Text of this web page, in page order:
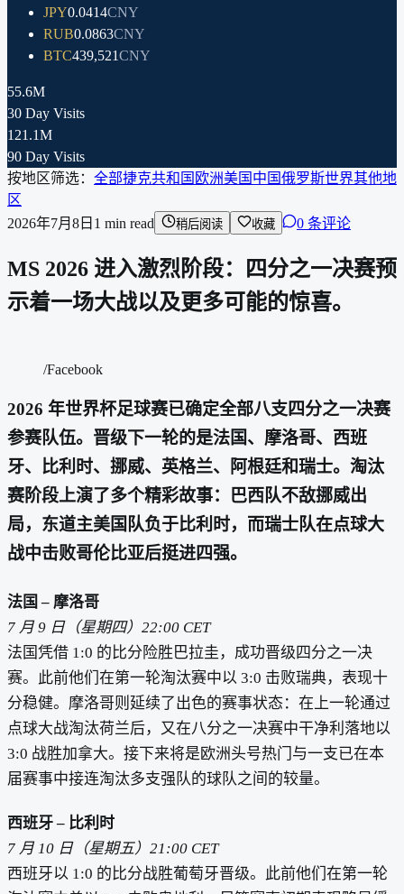
JPY0.0414CNY
RUB0.0863CNY
BTC439,521CNY
55.6M
30 Day Visits
121.1M
90 Day Visits
按地区筛选： 全部捷克共和国 欧洲美国 中国俄罗斯世界其他地
区
2026年7月8日 1 min read 稍后阅读 收藏 0 条评论
MS 2026 进入激烈阶段：四分之一决赛预
示着一场大战以及更多可能的惊喜。
/Facebook
2026 年世界杯足球赛已确定全部八支四分之一决赛
参赛队伍。晋级下一轮的是法国、摩洛哥、西班
牙、比利时、挪威、英格兰、阿根廷和瑞士。淘汰
赛阶段上演了多个精彩故事：巴西队不敌挪威出
局，东道主美国队负于比利时，而瑞士队在点球大
战中击败哥伦比亚后挺进四强。
法国 – 摩洛哥
7 月 9 日（星期四）22:00 CET
法国凭借 1:0 的比分险胜巴拉圭，成功晋级四分之一决
赛。此前他们在第一轮淘汰赛中以 3:0 击败瑞典，表现十
分稳健。摩洛哥则延续了出色的赛事状态：在上一轮通过
点球大战淘汰荷兰后，又在八分之一决赛中干净利落地以
3:0 战胜加拿大。接下来将是欧洲头号热门与一支已在本
届赛事中接连淘汰多支强队的球队之间的较量。
西班牙 – 比利时
7 月 10 日（星期五）21:00 CET
西班牙以 1:0 的比分战胜葡萄牙晋级。此前他们在第一轮